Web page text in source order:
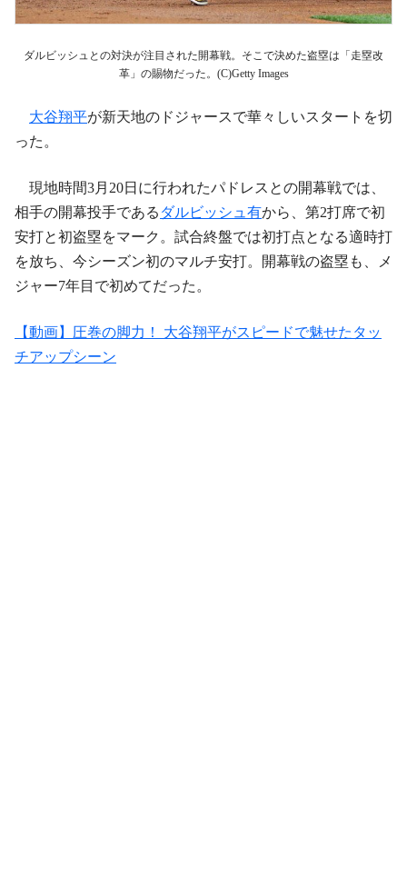
ダルビッシュとの対決が注目された開幕戦。そこで決めた盗塁は「走塁改
革」の賜物だった。(C)Getty Images
大谷翔平が新天地のドジャースで華々しいスタートを切
った。
現地時間3月20日に行われたパドレスとの開幕戦では、
相手の開幕投手である ダルビッシュ有から、第2打席で初
安打と初盗塁をマーク。試合終盤では初打点となる適時打
を放ち、今シーズン初のマルチ安打。開幕戦の盗塁も、メ
ジャー7年目で初めてだった。
【動画】圧巻の脚力！ 大谷翔平がスピードで魅せたタッ
チアップシーン